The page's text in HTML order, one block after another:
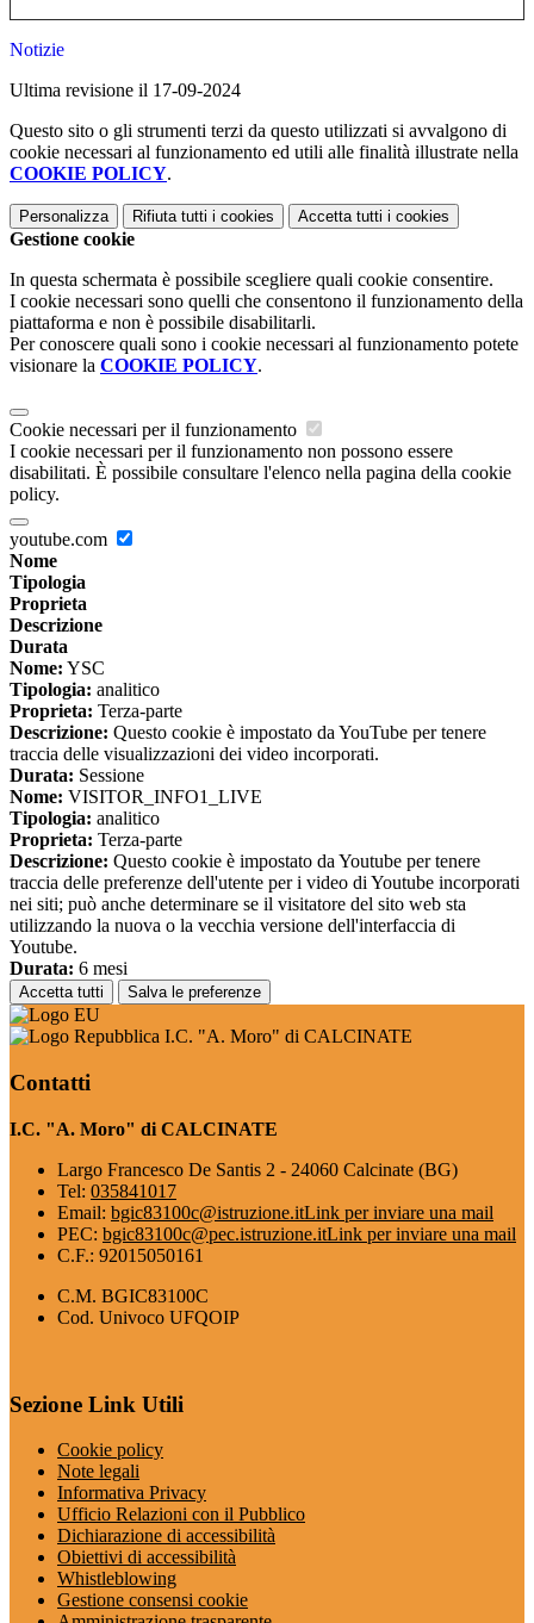
Notizie
Ultima revisione il 17-09-2024
Questo sito o gli strumenti terzi da questo utilizzati si avvalgono di
cookie necessari al funzionamento ed utili alle finalità illustrate nella
COOKIE POLICY.
Personalizza Rifiuta tutti i cookies Accetta tutti i cookies
Gestione cookie
In questa schermata è possibile scegliere quali cookie consentire.
I cookie necessari sono quelli che consentono il funzionamento della
piattaforma e non è possibile disabilitarli.
Per conoscere quali sono i cookie necessari al funzionamento potete
visionare la COOKIE POLICY.
Cookie necessari per il funzionamento
I cookie necessari per il funzionamento non possono essere
disabilitati. È possibile consultare l'elenco nella pagina della cookie
policy.
youtube.com
Nome
Tipologia
Proprieta
Descrizione
Durata
Nome: YSC
Tipologia: analitico
Proprieta: Terza-parte
Descrizione: Questo cookie è impostato da YouTube per tenere
traccia delle visualizzazioni dei video incorporati.
Durata: Sessione
Nome: VISITOR_INFO1_LIVE
Tipologia: analitico
Proprieta: Terza-parte
Descrizione: Questo cookie è impostato da Youtube per tenere
traccia delle preferenze dell'utente per i video di Youtube incorporati
nei siti; può anche determinare se il visitatore del sito web sta
utilizzando la nuova o la vecchia versione dell'interfaccia di
Youtube.
Durata: 6 mesi
Accetta tutti Salva le preferenze
I.C. "A. Moro" di CALCINATE
Contatti
I.C. "A. Moro" di CALCINATE
Largo Francesco De Santis 2 - 24060 Calcinate (BG)
Tel: 035841017
Email: bgic83100c@istruzione.itLink per inviare una mail
PEC: bgic83100c@pec.istruzione.itLink per inviare una mail
C.F.: 92015050161
C.M. BGIC83100C
Cod. Univoco UFQOIP
Sezione Link Utili
Cookie policy
Note legali
Informativa Privacy
Ufficio Relazioni con il Pubblico
Dichiarazione di accessibilità
Obiettivi di accessibilità
Whistleblowing
Gestione consensi cookie